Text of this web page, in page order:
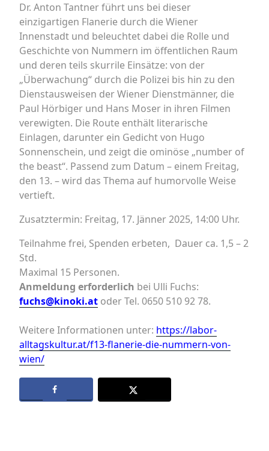
Dr. Anton Tantner führt uns bei dieser
einzigartigen Flanerie durch die Wiener
Innenstadt und beleuchtet dabei die Rolle und
Geschichte von Nummern im öffentlichen Raum
und deren teils skurrile Einsätze: von der
„Überwachung“ durch die Polizei bis hin zu den
Dienstausweisen der Wiener Dienstmänner, die
Paul Hörbiger und Hans Moser in ihren Filmen
verewigten. Die Route enthält literarische
Einlagen, darunter ein Gedicht von Hugo
Sonnenschein, und zeigt die ominöse „number of
the beast“. Passend zum Datum – einem Freitag,
den 13. – wird das Thema auf humorvolle Weise
vertieft.
Zusatztermin: Freitag, 17. Jänner 2025, 14:00 Uhr.
Teilnahme frei, Spenden erbeten, Dauer ca. 1,5 – 2
Std.
Maximal 15 Personen.
Anmeldung erforderlich bei Ulli Fuchs:
fuchs@kinoki.at oder Tel. 0650 510 92 78.
Weitere Informationen unter: https://labor-
alltagskultur.at/f13-flanerie-die-nummern-von-
wien/